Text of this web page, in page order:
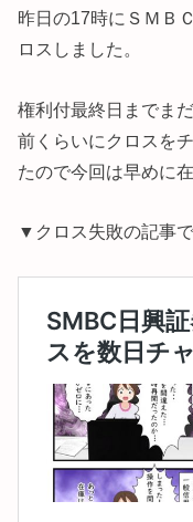
昨日の17時にＳＭＢ
ロスしました。
権利付最終日までま
前くらいにクロスを
たので今回は早めに
▼クロス失敗の記事で